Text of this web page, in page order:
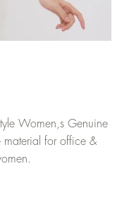
Women,s Genuine
material for office &